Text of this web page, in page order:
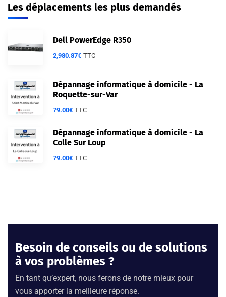
Les déplacements les plus demandés
Dell PowerEdge R350
2,980.87€ TTC
Dépannage informatique à domicile - La
Roquette-sur-Var
79.00€ TTC
Dépannage informatique à domicile - La
Colle Sur Loup
79.00€ TTC
Besoin de conseils ou de solutions
à vos problèmes ?
En tant qu’expert, nous ferons de notre mieux pour
vous apporter la meilleure réponse.